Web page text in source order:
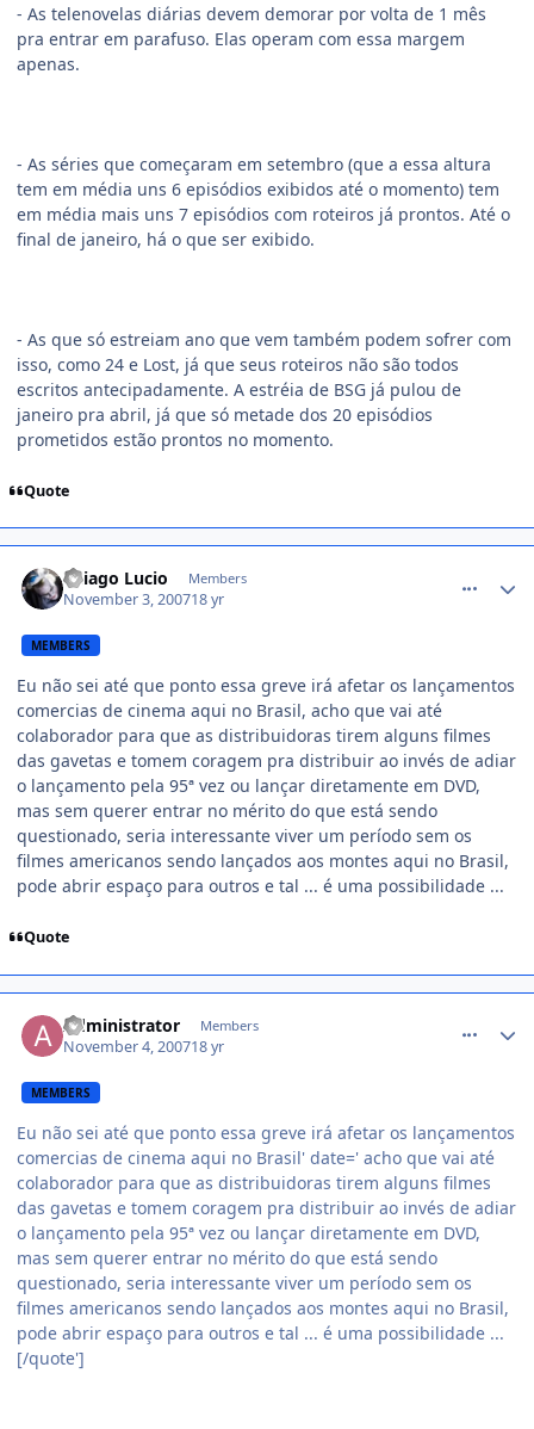
- As telenovelas diárias devem demorar por volta de 1 mês
pra entrar em parafuso. Elas operam com essa margem
apenas.
- As séries que começaram em setembro (que a essa altura
tem em média uns 6 episódios exibidos até o momento) tem
em média mais uns 7 episódios com roteiros já prontos. Até o
final de janeiro, há o que ser exibido.
- As que só estreiam ano que vem também podem sofrer com
isso, como 24 e Lost, já que seus roteiros não são todos
escritos antecipadamente. A estréia de BSG já pulou de
janeiro pra abril, já que só metade dos 20 episódios
prometidos estão prontos no momento.
Quote
Thiago Lucio Members
November 3, 200718 yr
MEMBERS
Eu não sei até que ponto essa greve irá afetar os lançamentos
comercias de cinema aqui no Brasil, acho que vai até
colaborador para que as distribuidoras tirem alguns filmes
das gavetas e tomem coragem pra distribuir ao invés de adiar
o lançamento pela 95ª vez ou lançar diretamente em DVD,
mas sem querer entrar no mérito do que está sendo
questionado, seria interessante viver um período sem os
filmes americanos sendo lançados aos montes aqui no Brasil,
pode abrir espaço para outros e tal ... é uma possibilidade ...
Quote
Administrator Members
November 4, 200718 yr
MEMBERS
Eu não sei até que ponto essa greve irá afetar os lançamentos
comercias de cinema aqui no Brasil' date=' acho que vai até
colaborador para que as distribuidoras tirem alguns filmes
das gavetas e tomem coragem pra distribuir ao invés de adiar
o lançamento pela 95ª vez ou lançar diretamente em DVD,
mas sem querer entrar no mérito do que está sendo
questionado, seria interessante viver um período sem os
filmes americanos sendo lançados aos montes aqui no Brasil,
pode abrir espaço para outros e tal ... é uma possibilidade ...
[/quote']